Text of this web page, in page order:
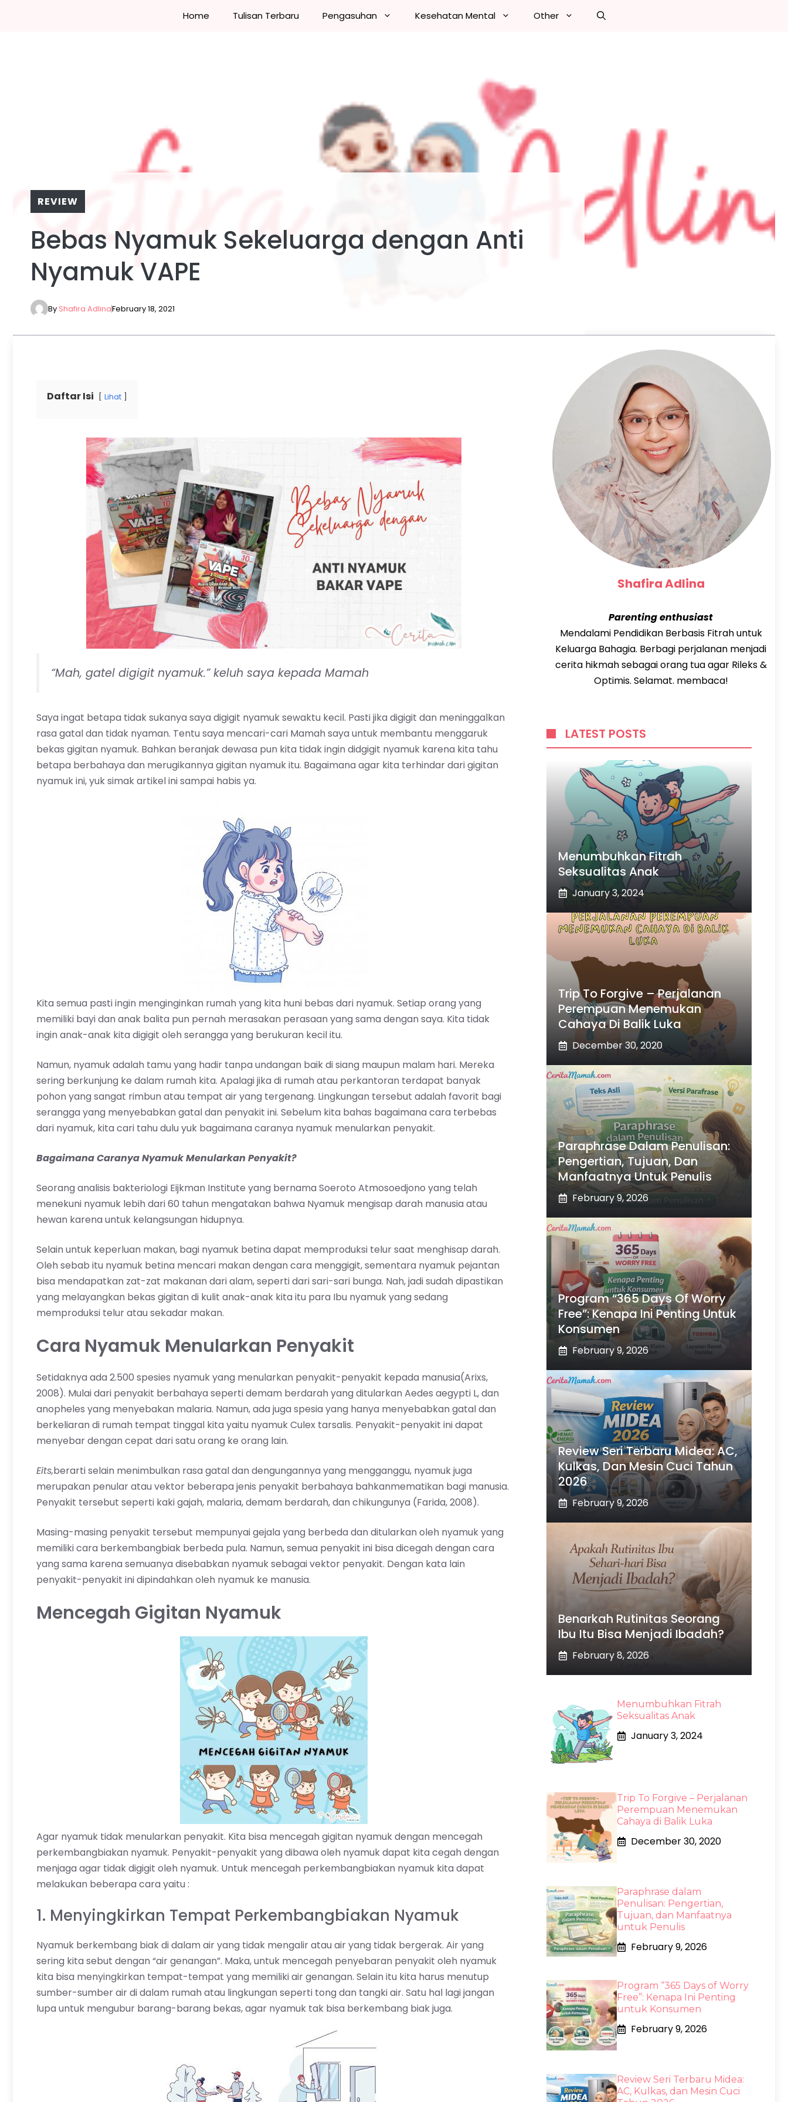
Home Tulisan Terbaru Pengasuhan Kesehatan Mental Other
REVIEW
Bebas Nyamuk Sekeluarga dengan Anti
Nyamuk VAPE
By Shafira AdlinaFebruary 18, 2021
Daftar Isi Lihat
“Mah, gatel digigit nyamuk.” keluh saya kepada Mamah
Saya ingat betapa tidak sukanya saya digigit nyamuk sewaktu kecil. Pasti jika digigit dan meninggalkan
rasa gatal dan tidak nyaman. Tentu saya mencari-cari Mamah saya untuk membantu menggaruk
bekas gigitan nyamuk. Bahkan beranjak dewasa pun kita tidak ingin didgigit nyamuk karena kita tahu
betapa berbahaya dan merugikannya gigitan nyamuk itu. Bagaimana agar kita terhindar dari gigitan
nyamuk ini, yuk simakartikelini sampai habis ya.
Kita semua pasti ingin menginginkan rumah yang kita huni bebas dari nyamuk. Setiap orang yang
memiliki bayi dan anak balita pun pernah merasakan perasaan yang sama dengan saya. Kita tidak
ingin anak-anak kita digigit oleh serangga yang berukuran kecil itu.
Namun, nyamuk adalah tamu yang hadir tanpa undangan baik di siang maupun malam hari. Mereka
sering berkunjung ke dalam rumah kita. Apalagi jika di rumah atau perkantoran terdapat banyak
pohon yang sangat rimbun atau tempat air yang tergenang. Lingkungan tersebut adalah favorit bagi
serangga yang menyebabkan gatal dan penyakit ini. Sebelum kita bahas bagaimana cara terbebas
dari nyamuk, kita cari tahu dulu yuk bagaimana caranya nyamuk menularkan penyakit.
Bagaimana Caranya Nyamuk Menularkan Penyakit?
Seorang analisis bakteriologi Eijkman Institute yang bernama Soeroto Atmosoedjono yang telah
menekuni nyamuk lebih dari 60 tahun mengatakan bahwa Nyamuk mengisap darah manusia atau
hewan karena untuk kelangsungan hidupnya.
Selain untuk keperluan makan, bagi nyamuk betina dapat memproduksi telur saat menghisap darah.
Oleh sebab itu nyamuk betina mencari makan dengan cara menggigit, sementara nyamuk pejantan
bisa mendapatkan zat-zat makanan dari alam, seperti dari sari-sari bunga. Nah, jadi sudah dipastikan
yang melayangkan bekas gigitan di kulit anak-anak kita itu para Ibu nyamuk yang sedang
memproduksi telur atau sekadar makan.
Cara Nyamuk Menularkan Penyakit
Setidaknya ada 2.500 spesies nyamuk yang menularkan penyakit-penyakit kepada manusia(Arixs,
2008). Mulai dari penyakit berbahaya seperti demam berdarah yang ditularkan Aedes aegypti L, dan
anopheles yang menyebakan malaria. Namun, ada juga spesia yang hanya menyebabkan gatal dan
berkeliaran di rumah tempat tinggal kita yaitu nyamuk Culex tarsalis. Penyakit-penyakit ini dapat
menyebar dengan cepat dari satu orang ke orang lain.
Eits,berarti selain menimbulkan rasa gatal dan dengungannya yang mengganggu, nyamuk juga
merupakan penular atau vektor beberapa jenis penyakit berbahaya bahkanmematikan bagi manusia.
Penyakit tersebut seperti kaki gajah, malaria, demam berdarah, dan chikungunya (Farida, 2008).
Masing-masing penyakit tersebut mempunyai gejala yang berbeda dan ditularkan oleh nyamuk yang
memiliki cara berkembangbiak berbeda pula. Namun, semua penyakit ini bisa dicegah dengan cara
yang sama karena semuanya disebabkan nyamuk sebagai vektor penyakit. Dengan kata lain
penyakit-penyakit ini dipindahkan oleh nyamuk ke manusia.
Mencegah Gigitan Nyamuk
Agar nyamuk tidak menularkan penyakit. Kita bisa mencegah gigitan nyamuk dengan mencegah
perkembangbiakan nyamuk. Penyakit-penyakit yang dibawa oleh nyamuk dapat kita cegah dengan
menjaga agar tidak digigit oleh nyamuk. Untuk mencegah perkembangbiakan nyamuk kita dapat
melakukan beberapa cara yaitu :
1. Menyingkirkan Tempat Perkembangbiakan Nyamuk
Nyamuk berkembang biak di dalam air yang tidak mengalir atau air yang tidak bergerak. Air yang
sering kita sebut dengan “air genangan”. Maka, untuk mencegah penyebaran penyakit oleh nyamuk
kita bisa menyingkirkan tempat-tempat yang memiliki air genangan. Selain itu kita harus menutup
sumber-sumber air di dalam rumah atau lingkungan seperti tong dan tangki air. Satu hal lagi jangan
lupa untuk mengubur barang-barang bekas, agar nyamuk tak bisa berkembang biak juga.
Shafira Adlina
Parenting enthusiast
Mendalami Pendidikan Berbasis Fitrah untuk
Keluarga Bahagia. Berbagi perjalanan menjadi
cerita hikmah sebagai orang tua agar Rileks &
Optimis. Selamat. membaca!
LATEST POSTS
Menumbuhkan Fitrah
Seksualitas Anak
January 3, 2024
Trip To Forgive – Perjalanan
Perempuan Menemukan
Cahaya Di Balik Luka
December 30, 2020
Paraphrase Dalam Penulisan:
Pengertian, Tujuan, Dan
Manfaatnya Untuk Penulis
February 9, 2026
Program “365 Days Of Worry
Free”: Kenapa Ini Penting Untuk
Konsumen
February 9, 2026
Review Seri Terbaru Midea: AC,
Kulkas, Dan Mesin Cuci Tahun
2026
February 9, 2026
Benarkah Rutinitas Seorang
Ibu Itu Bisa Menjadi Ibadah?
February 8, 2026
Menumbuhkan Fitrah
Seksualitas Anak
January 3, 2024
Trip To Forgive – Perjalanan
Perempuan Menemukan
Cahaya di Balik Luka
December 30, 2020
Paraphrase dalam
Penulisan: Pengertian,
Tujuan, dan Manfaatnya
untuk Penulis
February 9, 2026
Program “365 Days of Worry
Free”: Kenapa Ini Penting
untuk Konsumen
February 9, 2026
Review Seri Terbaru Midea:
AC, Kulkas, dan Mesin Cuci